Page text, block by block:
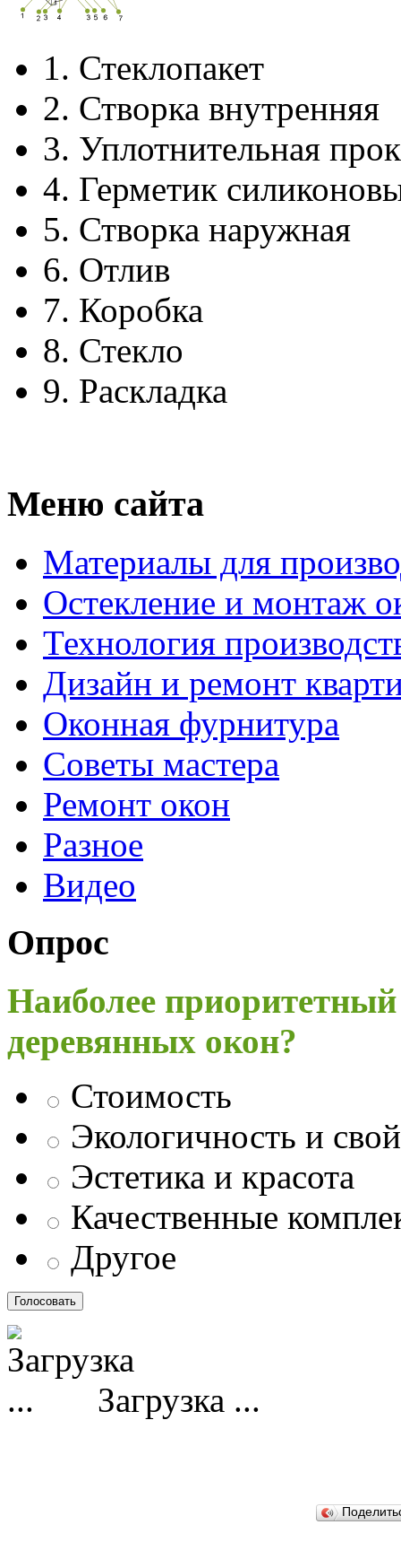
1. Стеклопакет
2. Створка внутренняя
3. Уплотнительная
4. Герметик
5. Створка наружная
6. Отлив
7. Коробка
8. Стекло
9. Раскладка
Меню сайта
Материалы для
Остекление и монтаж
Технология
Дизайн и ремонт
Оконная фурнитура
Советы мастера
Ремонт окон
Разное
Видео
Опрос
Наиболее
деревянных окон?
Стоимость
Экологичность и
Эстетика и красота
Качественные
Другое
Загрузка ...